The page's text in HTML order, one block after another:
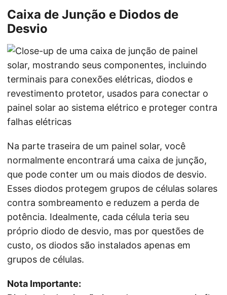
Caixa de Junção e Diodos de
Desvio
Na parte traseira de um painel solar, você
normalmente encontrará uma caixa de junção,
que pode conter um ou mais diodos de desvio.
Esses diodos protegem grupos de células solares
contra sombreamento e reduzem a perda de
potência. Idealmente, cada célula teria seu
próprio diodo de desvio, mas por questões de
custo, os diodos são instalados apenas em
grupos de células.
Nota Importante: